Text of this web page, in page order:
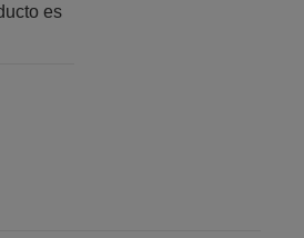
es